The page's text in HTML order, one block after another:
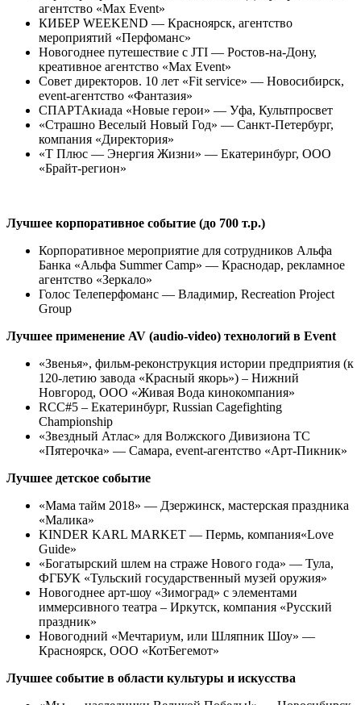
агентство «Max Event»
КИБЕР WEEKEND — Красноярск, агентство
мероприятий «Перфоманс»
Новогоднее путешествие с JTI — Ростов-на-Дону,
креативное агентство «Max Event»
Совет директоров. 10 лет «Fit service» — Новосибирск,
event-агентство «Фантазия»
СПАРТАкиада «Новые герои» — Уфа, Культпросвет
«Страшно Веселый Новый Год» — Санкт-Петербург,
компания «Директория»
«Т Плюс — Энергия Жизни» — Екатеринбург, ООО
«Брайт-регион»
Лучшее корпоративное событие (до 700 т.р.)
Корпоративное мероприятие для сотрудников Альфа
Банка «Альфа Summer Camp» — Краснодар, рекламное
агентство «Зеркало»
Голос Телеперфоманс — Владимир, Recreation Project
Group
Лучшее применение AV (audio-video) технологий в Event
«Звенья», фильм-реконструкция истории предприятия (к
120-летию завода «Красный якорь») – Нижний
Новгород, ООО «Живая Вода кинокомпания»
RCC#5 – Екатеринбург, Russian Cagefighting
Championship
«Звездный Атлас» для Волжского Дивизиона ТС
«Пятерочка» — Самара, event-агентство «Арт-Пикник»
Лучшее детское событие
«Мама тайм 2018» — Дзержинск, мастерская праздника
«Малика»
KINDER KARL MARKET — Пермь, компания«Love
Guide»
«Богатырский шлем на страже Нового года» — Тула,
ФГБУК «Тульский государственный музей оружия»
Новогоднее арт-шоу «Зимоград» с элементами
иммерсивного театра – Иркутск, компания «Русский
праздник»
Новогодний «Мечтариум, или Шляпник Шоу» —
Красноярск, ООО «КотБегемот»
Лучшее событие в области культуры и искусства